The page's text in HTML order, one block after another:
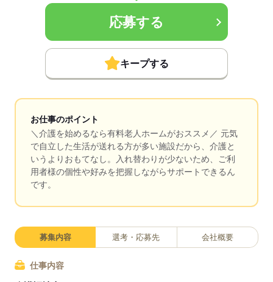
応募する
キープする
お仕事のポイント
＼介護を始めるなら有料老人ホームがおススメ／ 元気
で自立した生活が送れる方が多い施設だから、介護と
いうよりおもてなし。入れ替わりが少ないため、ご利
用者様の個性や好みを把握しながらサポートできるん
です。
募集内容 選考・応募先 会社概要
仕事内容